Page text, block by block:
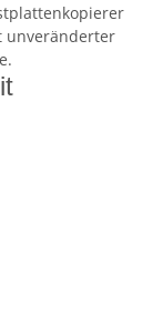
unveränderter